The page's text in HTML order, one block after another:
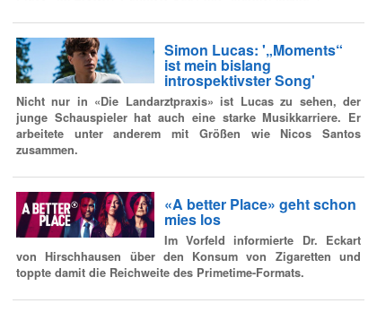
Simon Lucas: '„Moments“
ist mein bislang
introspektivster Song'
Nicht nur in «Die Landarztpraxis» ist Lucas zu sehen, der
junge Schauspieler hat auch eine starke Musikkarriere. Er
arbeitete unter anderem mit Größen wie Nicos Santos
zusammen.
«A better Place» geht schon
mies los
Im Vorfeld informierte Dr. Eckart
von Hirschhausen über den Konsum von Zigaretten und
toppte damit die Reichweite des Primetime-Formats.